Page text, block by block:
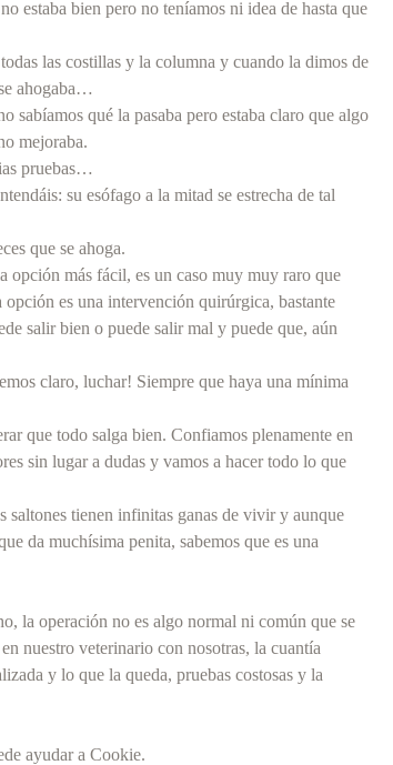
estaba bien pero no teníamos ni idea de hasta que
las costillas y la columna y cuando la dimos de
ahogaba…
sabíamos qué la pasaba pero estaba claro que algo
mejoraba.
pruebas…
su esófago a la mitad se estrecha de tal
que se ahoga.
opción más fácil, es un caso muy muy raro que
es una intervención quirúrgica, bastante
salir bien o puede salir mal y puede que, aún
claro, luchar! Siempre que haya una mínima
que todo salga bien. Confiamos plenamente en
sin lugar a dudas y vamos a hacer todo lo que
tienen infinitas ganas de vivir y aunque
da muchísima penita, sabemos que es una
la operación no es algo normal ni común que se
nuestro veterinario con nosotras, la cuantía
y lo que la queda, pruebas costosas y la
ayudar a Cookie.